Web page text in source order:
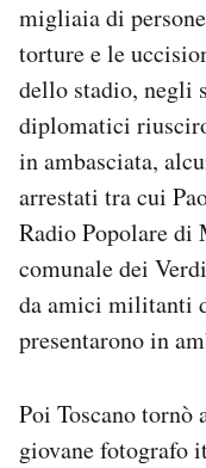
migliaia di
torture e le
dello stadio, negli
diplomatici
in ambasciata,
arrestati tra cui
Radio Popolare
comunale dei
da amici militanti
presentarono in
Poi Toscano tornò
giovane fotografo